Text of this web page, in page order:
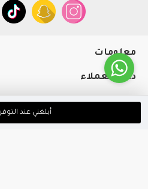
أبلغني عند التوفر
معلومات
دعم العملاء
حســـابي